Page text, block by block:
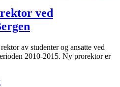
ved
av studenter og ansatte ved
2010-2015. Ny prorektor er